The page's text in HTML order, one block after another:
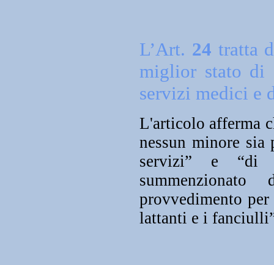
L’Art. 24 tratta
miglior stato di
servizi medici e
L'articolo afferma
nessun minore
servizi” e “di
provvedimento
lattanti e i